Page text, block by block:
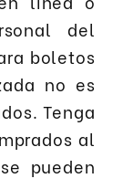
del
boletos
no es
Tenga
al
pueden